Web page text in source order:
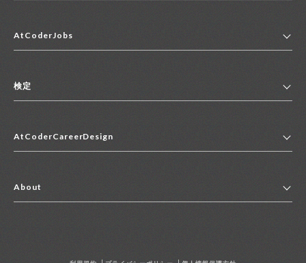
コンテスト一覧
便利リンク集
AtCoderJobs
2027年新卒採用求人一覧
中途採用求人一覧
その他求人一覧
検定
マイページ
AtCoderCareerDesign
About